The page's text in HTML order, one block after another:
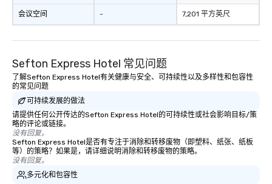
interactive presentations that
showcase your brand. *** More Than
entertainment. We offer powerful
team-building programs and
motivational shows designed to build
trust, collaboration, and a sense of
wonder among teams. Led by
Illusionist Matias Letelier—renowned
for his charisma, professionalism, and
style—our workshops combine tricks
with actionable insights that resonate
long after the applause. Whether
会议空间 - 7,201 平方英尺
Sefton Express Hotel 常见问题
了解Sefton Express Hotel有关健康与安全、可持续性以及多样性和包容性
的常见问题
可持续发展的做法
请提供任何公开传达的Sefton Express Hotel的可持续性或社会影响目标/策
略的评论或链接。
没有回复。
Sefton Express Hotel是否有专注于消除和转移废物（即塑料、纸张、纸板
等）的策略？如果是，请详细说明消除和转移废物的策略。
没有回复。
多元化和包容性